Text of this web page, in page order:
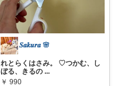
𝑺𝒂𝒌𝒖𝒓𝒂 🌸
れとらくはさみ。 ♡つかむ、し
ぼる、きるの ...
￥ 990